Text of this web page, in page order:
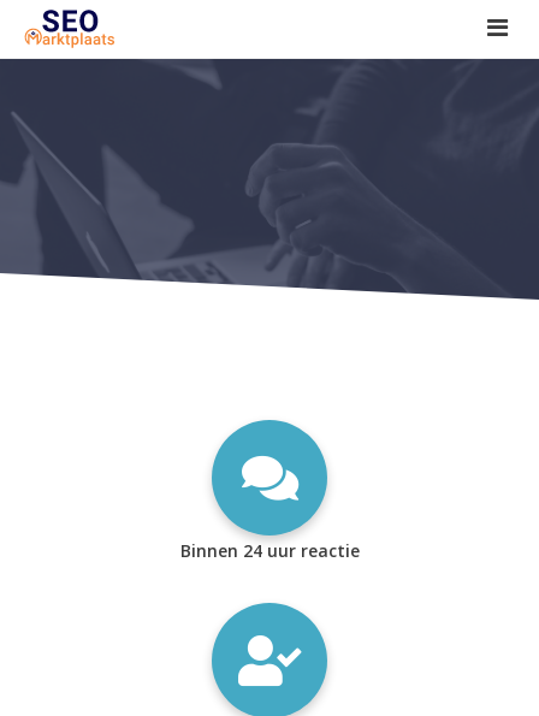
SEO tools reviews
Marketeer bij jou in de buurt?
Offerte
1. Seo voor beginners +
2. Onderzoeken +
Binnen 24 uur reactie